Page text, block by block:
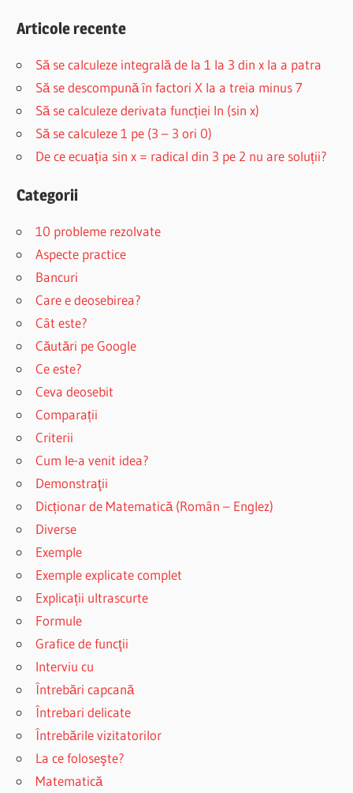
Articole recente
Să se calculeze integrală de la 1 la 3 din x la a patra
Să se descompună în factori X la a treia minus 7
Să se calculeze derivata funcției ln (sin x)
Să se calculeze 1 pe (3 – 3 ori 0)
De ce ecuația sin x = radical din 3 pe 2 nu are soluții?
Categorii
10 probleme rezolvate
Aspecte practice
Bancuri
Care e deosebirea?
Cât este?
Căutări pe Google
Ce este?
Ceva deosebit
Comparații
Criterii
Cum le-a venit idea?
Demonstraţii
Dicționar de Matematică (Român – Englez)
Diverse
Exemple
Exemple explicate complet
Explicații ultrascurte
Formule
Grafice de funcţii
Interviu cu
Întrebări capcană
Întrebari delicate
Întrebările vizitatorilor
La ce foloseşte?
Matematică